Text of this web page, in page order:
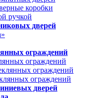
коробки
ручкой
дверей
ограждений
ограждений
ограждений
ограждений
дверей